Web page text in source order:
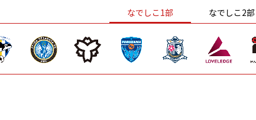
なでしこ1部 なでしこ2部